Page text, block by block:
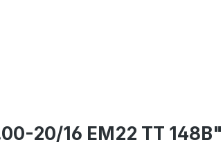
20/16 EM22 TT 148B"